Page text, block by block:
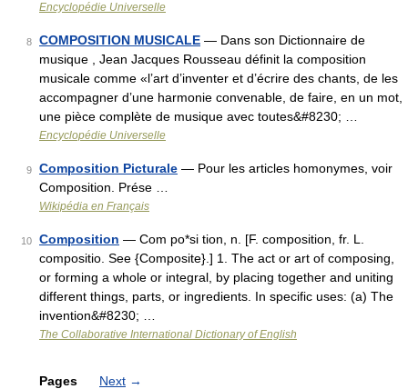
Encyclopédie Universelle
8 COMPOSITION MUSICALE — Dans son Dictionnaire de
musique , Jean Jacques Rousseau définit la composition
musicale comme «l’art d’inventer et d’écrire des chants, de les
accompagner d’une harmonie convenable, de faire, en un mot,
une pièce complète de musique avec toutes&#8230; …
Encyclopédie Universelle
9 Composition Picturale — Pour les articles homonymes, voir
Composition. Prése …
Wikipédia en Français
10 Composition — Com po*si tion, n. [F. composition, fr. L.
compositio. See {Composite}.] 1. The act or art of composing,
or forming a whole or integral, by placing together and uniting
different things, parts, or ingredients. In specific uses: (a) The
invention&#8230; …
The Collaborative International Dictionary of English
Pages Next →